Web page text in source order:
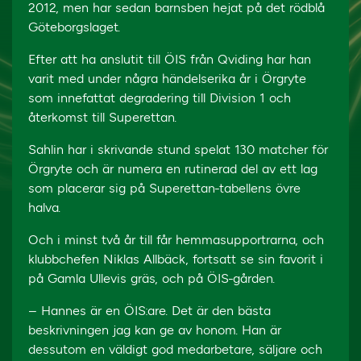
2012, men har sedan barnsben hejat på det rödblå
Göteborgslaget.
Efter att ha anslutit till ÖIS från Qviding har han
varit med under några händelserika år i Örgryte
som innefattat degradering till Division 1 och
återkomst till Superettan.
Sahlin har i skrivande stund spelat 130 matcher för
Örgryte och är numera en rutinerad del av ett lag
som placerar sig på Superettan-tabellens övre
halva.
Och i minst två år till får hemmasupportrarna, och
klubbchefen Niklas Allbäck, fortsatt se sin favorit i
på Gamla Ullevis gräs, och på ÖIS-gården.
– Hannes är en ÖIS:are. Det är den bästa
beskrivningen jag kan ge av honom. Han är
dessutom en väldigt god medarbetare, säljare och